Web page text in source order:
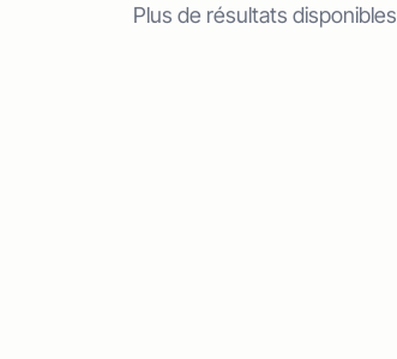
Plus de résultats disponibles